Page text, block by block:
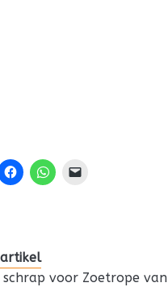
schrap voor Zoetrope van